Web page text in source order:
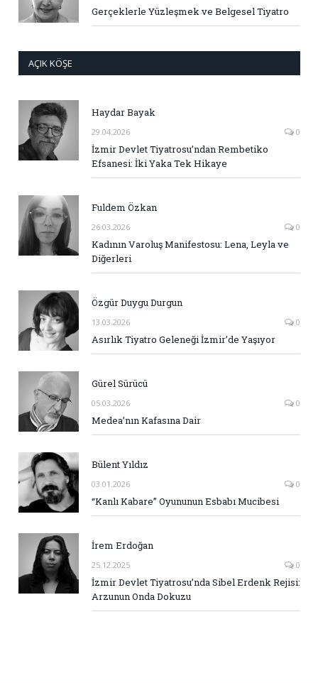
Gerçeklerle Yüzleşmek ve Belgesel Tiyatro
AÇIK KÖŞE
Haydar Bayak
29.04.2026 0
İzmir Devlet Tiyatrosu’ndan Rembetiko
Efsanesi: İki Yaka Tek Hikaye
Fuldem Özkan
26.03.2026 0
Kadının Varoluş Manifestosu: Lena, Leyla ve
Diğerleri
Özgür Duygu Durgun
13.03.2026 0
Asırlık Tiyatro Geleneği İzmir’de Yaşıyor
Gürel Sürücü
05.03.2026 0
Medea’nın Kafasına Dair
Bülent Yıldız
03.01.2026 0
“Kanlı Kabare” Oyununun Esbabı Mucibesi
İrem Erdoğan
25.12.2025 0
İzmir Devlet Tiyatrosu’nda Sibel Erdenk Rejisi:
Arzunun Onda Dokuzu